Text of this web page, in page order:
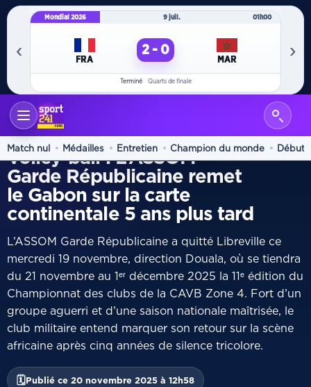
‹
Mondial 2026 9 juil. 01h00
FRA
2 - 0
MAR
Terminé Quarts de finale
›
Match nul Médailles Entretien Champion du monde Début
ACCUEIL
PROUESSE
Volley-ball : L’ASSOM-
Garde Républicaine remet
le Gabon sur la carte
continentale 5 ans plus tard
L’ASSOM Garde Républicaine a quitté Libreville ce
mercredi 19 novembre, direction Douala, où se tiendra
du 21 novembre au 1ᵉʳ décembre 2025 la 11ᵉ édition du
Championnat des clubs de la CAVB Zone 4. Fort d’un
groupe aguerri et d’une saison nationale maîtrisée, le
club militaire entend marquer son retour sur la scène
africaine après cinq années de silence tricolore.
🗓Publié ce 20 novembre 2025 à 12h58